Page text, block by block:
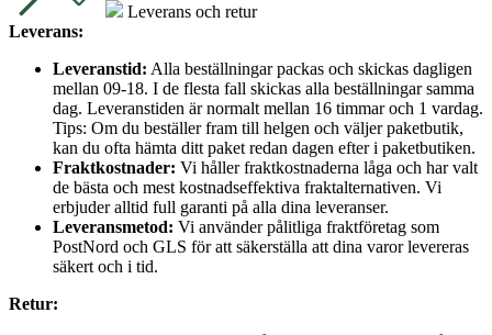
Leverans och retur
Leverans:
Leveranstid: Alla beställningar packas och skickas dagligen
mellan 09-18. I de flesta fall skickas alla beställningar samma
dag. Leveranstiden är normalt mellan 16 timmar och 1 vardag.
Tips: Om du beställer fram till helgen och väljer paketbutik,
kan du ofta hämta ditt paket redan dagen efter i paketbutiken.
Fraktkostnader: Vi håller fraktkostnaderna låga och har valt
de bästa och mest kostnadseffektiva fraktalternativen. Vi
erbjuder alltid full garanti på alla dina leveranser.
Leveransmetod: Vi använder pålitliga fraktföretag som
PostNord och GLS för att säkerställa att dina varor levereras
säkert och i tid.
Retur: